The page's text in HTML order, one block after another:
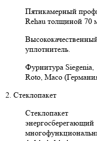
Пятикамерный
Rehau толщиной 70
уплотнитель.
Фурнитура Siegenia,
Roto, Maco
2. Стеклопакет
Стеклопакет
энергосберегающий